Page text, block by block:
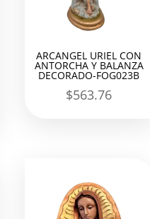
ARCANGEL URIEL CON
ANTORCHA Y BALANZA
DECORADO-FOG023B
$563.76